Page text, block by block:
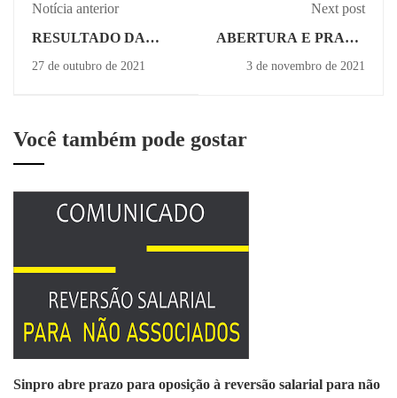
Notícia anterior
RESULTADO DA
- 23/10/2021
27 de outubro de 2021
Next post
ABERTURA E PRAZO
REVERSÃO
3 de novembro de 2021
Você também pode gostar
Sinpro abre prazo para oposição à reversão salarial para não